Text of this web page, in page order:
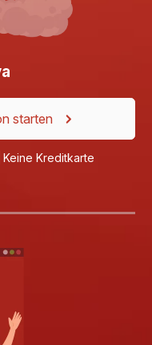
starten
Kreditkarte